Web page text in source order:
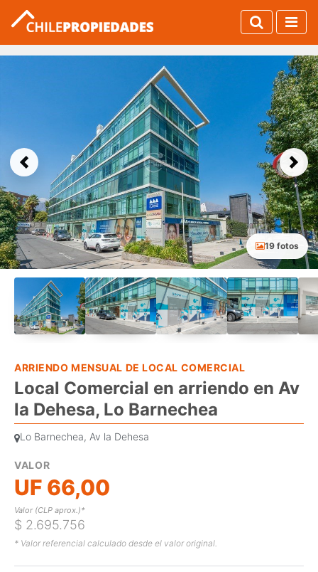
Previous Next
19 fotos
ARRIENDO MENSUAL DE LOCAL COMERCIAL
Local Comercial en arriendo en Av
la Dehesa, Lo Barnechea
Lo Barnechea, Av la Dehesa
VALOR
UF 66,00
Valor (CLP aprox.)*
$ 2.695.756
* Valor referencial calculado desde el valor original.